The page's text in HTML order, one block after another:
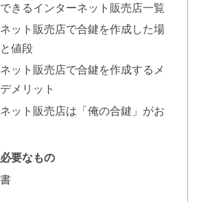
きるインターネット販売店一覧
ット販売店で合鍵を作成した場
値段
ット販売店で合鍵を作成するメ
メリット
ット販売店は「俺の合鍵」がお
要なもの